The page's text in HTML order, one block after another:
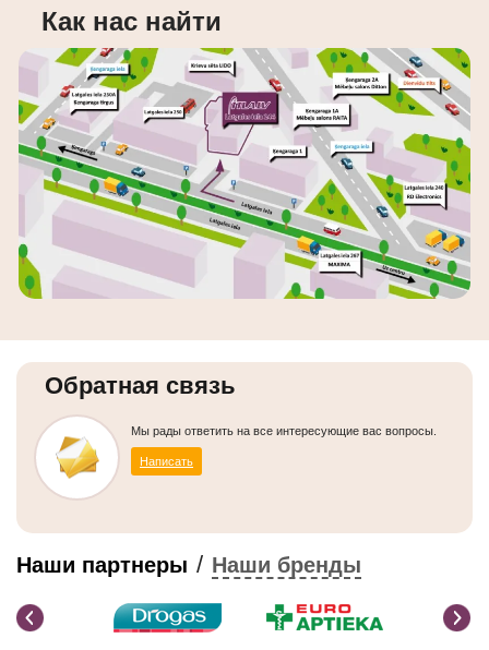
Как нас найти
Наши партнеры / Наши бренды
Обратная связь
Мы рады ответить на все интересующие вас вопросы.
Написать